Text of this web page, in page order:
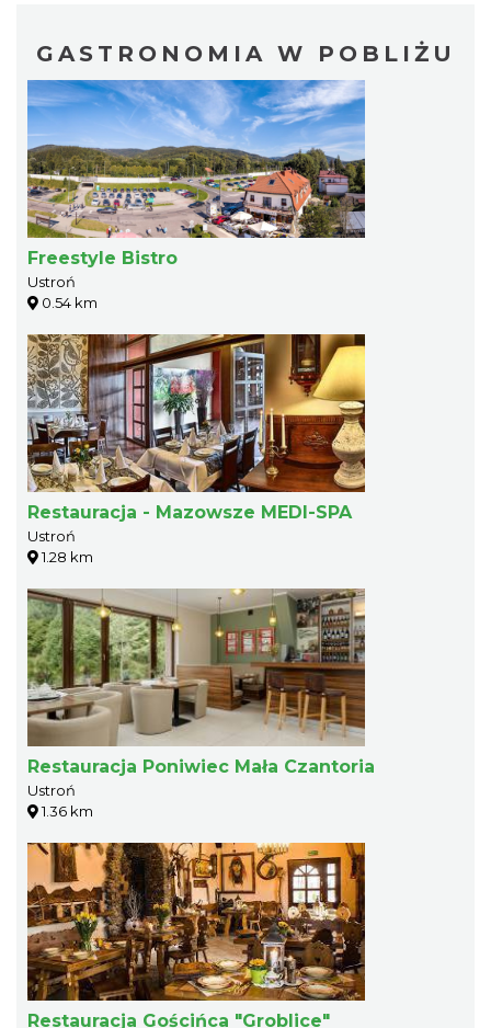
GASTRONOMIA W POBLIŻU
Freestyle Bistro
Ustroń
0.54 km
Restauracja - Mazowsze MEDI-SPA
Ustroń
1.28 km
Restauracja Poniwiec Mała Czantoria
Ustroń
1.36 km
Restauracja Gościńca "Groblice"